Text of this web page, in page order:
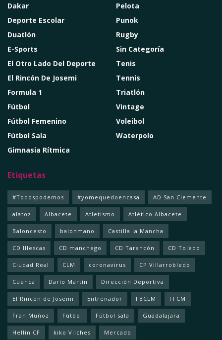
Dakar
Deporte Escolar
Duatlón
E-Sports
El Otro Lado Del Deporte
El Rincón De Josemi
Formula 1
Fútbol
Fútbol Femenino
Fútbol Sala
Gimnasia Rítmica
Pelota
Punok
Rugby
Sin Categoría
Tenis
Tennis
Triatlón
Vintage
Voleibol
Waterpolo
Etiquetas
#Todospodemos #yomequedoencasa AD San Clemente
alatoz Albacete Atletismo Atlético Albacete
Baloncesto balonmano Castilla la Mancha
CD Illescas CD manchego CD Tarancón CD Toledo
Ciudad Real CLM coronavirus CP Villarrobledo
Cuenca Darío Martín Dirección Deportiva
El Rincón de Josemi Entrenador FBCLM FFCM
Fran Muñoz Fútbol Fútbol sala Guadalajara
Hellín CF kiko Vilches Mercado